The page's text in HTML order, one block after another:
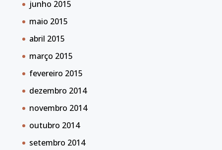
junho 2015
maio 2015
abril 2015
março 2015
fevereiro 2015
dezembro 2014
novembro 2014
outubro 2014
setembro 2014